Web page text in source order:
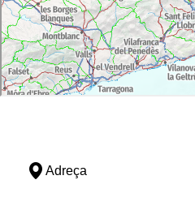
Adreça